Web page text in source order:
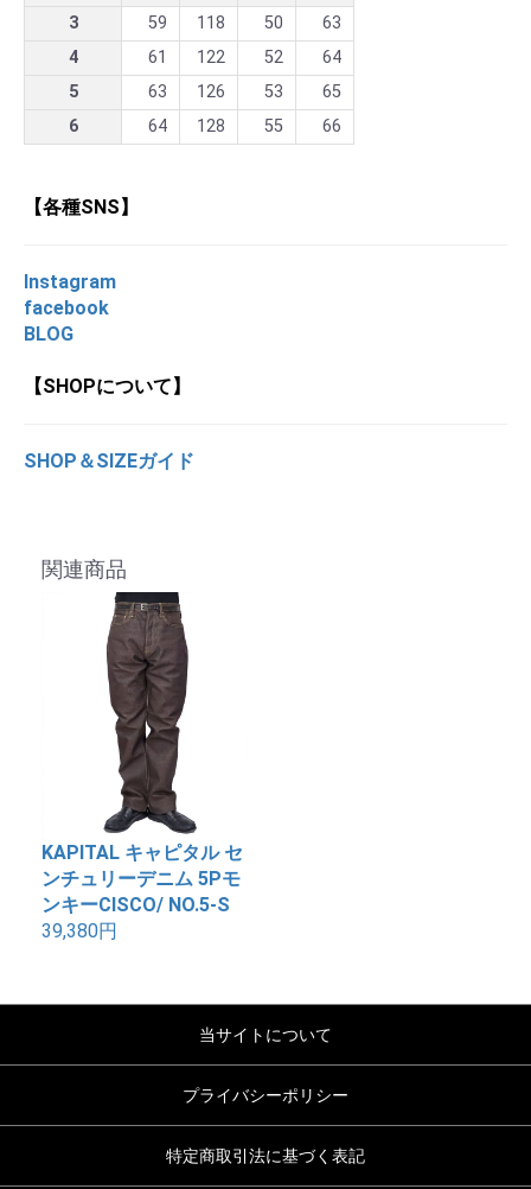
3
59 118 50
63
4
61 122 52
64
5
63 126 53
65
6
64 128 55 66
【各種SNS】
Instagram
facebook
BLOG
【SHOPについて】
SHOP＆SIZEガイド
関連商品
KAPITAL キャピタル セ
ンチュリーデニム 5Pモ
ンキーCISCO/ NO.5-S
39,380円
当サイトについて
プライバシーポリシー
特定商取引法に基づく表記